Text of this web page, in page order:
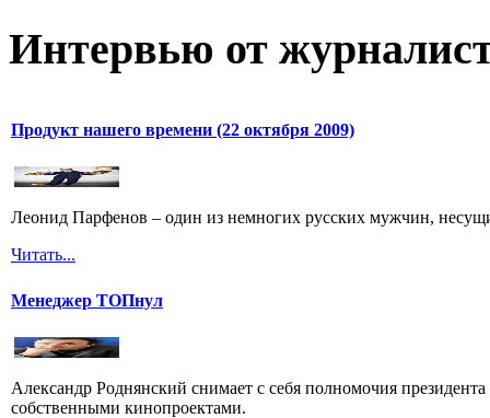
Интервью от
Продукт нашего времени (22 октября 2009)
Леонид Парфенов – один из немногих русских мужчин,
Читать...
Менеджер ТОПнул
Александр Роднянский снимает с себя полномочия
собственными кинопроектами.